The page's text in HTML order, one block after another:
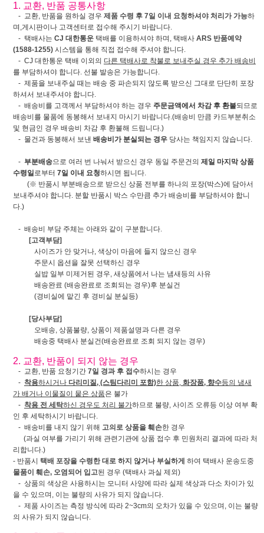
1. 교환, 반품 공통사항
- 교환, 반품을 원하실 경우 제품 수령 후 7일 이내 요청하셔야 처리가 가능하
며,게시판이나 고객센터로 접수해 주시기 바랍니다.
- 택배사는 CJ 대한통운 택배를 이용하셔야 하며, 택배사 ARS 반품예약
(1588-1255) 시스템을 통해 직접 접수해 주셔야 합니다.
- CJ 대한통운 택배 이외의 다른 택배사로 착불로 보내주실 경우 추가 배송비
를 부담하셔야 합니다. 선불 발송은 가능합니다.
- 제품을 보내주실 때는 배송 중 파손되지 않도록 받으신 그대로 단단히 포장
하셔서 보내주셔야 합니다.
- 배송비를 고객께서 부담하셔야 하는 경우 주문금액에서 차감 후 환불되므로
배송비를 물품에 동봉해서 보내지 마시기 바랍니다.(배송비 만큼 카드부분취소
및 현금인 경우 배송비 차감 후 환불해 드립니다.)
- 물건과 동봉해서 보낸 배송비가 분실되는 경우 당사는 책임지지 않습니다.
- 부분배송으로 여러 번 나눠서 받으신 경우 동일 주문건의 제일 마지막 상품
수령일로부터 7일 이내 요청하시면 됩니다.
(※ 반품시 부분배송으로 받으신 상품 전부를 하나의 포장(박스)에 담아서
보내주셔야 합니다. 분할 반품시 박스 수만큼 추가 배송비를 부담하셔야 합니
다.)
- 배송비 부담 주체는 아래와 같이 구분합니다.
[고객부담]
사이즈가 안 맞거나, 색상이 마음에 들지 않으신 경우
주문시 옵션을 잘못 선택하신 경우
실밥 일부 미제거된 경우, 새상품에서 나는 냄새등의 사유
배송완료 (배송완료로 조회되는 경우)후 분실건
(경비실에 맡긴 후 경비실 분실등)
[당사부담]
오배송, 상품불량, 상품이 제품설명과 다른 경우
배송중 택배사 분실건(배송완료로 조회 되지 않는 경우)
2. 교환, 반품이 되지 않는 경우
- 교환, 반품 요청기간 7일 경과 후 접수하시는 경우
- 착용하시거나 다리미질, (스팀다리미 포함)한 상품, 화장품, 향수등의 냄새
가 배거나 이물질이 뭍은 상품은 불가
- 착용 전 세탁하신 경우도 처리 불가하므로 불량, 사이즈 오류등 이상 여부 확
인 후 세탁하시기 바랍니다.
- 배송비를 내지 않기 위해 고의로 상품을 훼손한 경우
(과실 여부를 가리기 위해 관련기관에 상품 접수 후 민원처리 결과에 따라 처
리합니다.)
- 반품시 택배 포장을 수령한 대로 하지 않거나 부실하게 하여 택배사 운송도중
물품이 훼손, 오염되어 입고된 경우 (택배사 과실 제외)
- 상품의 색상은 사용하시는 모니터 사양에 따라 실제 색상과 다소 차이가 있
을 수 있으며, 이는 불량의 사유가 되지 않습니다.
- 제품 사이즈는 측정 방식에 따라 2~3cm의 오차가 있을 수 있으며, 이는 불량
의 사유가 되지 않습니다.